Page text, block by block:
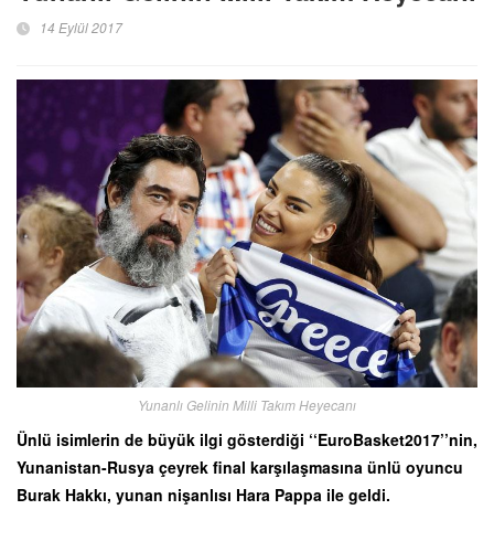
14 Eylül 2017
Yunanlı Gelinin Milli Takım Heyecanı
Ünlü isimlerin de büyük ilgi gösterdiği ‘‘EuroBasket2017’’nin,
Yunanistan-Rusya çeyrek final karşılaşmasına ünlü oyuncu
Burak Hakkı, yunan nişanlısı Hara Pappa ile geldi.